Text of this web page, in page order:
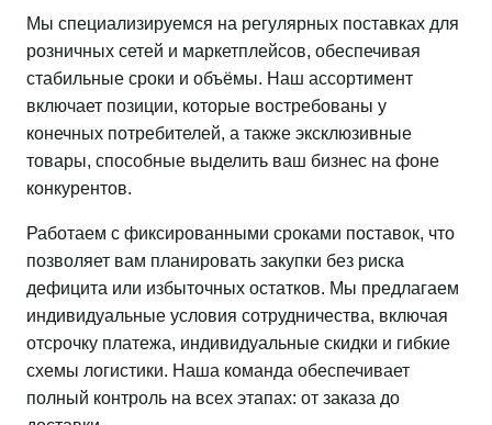
Мы специализируемся на регулярных поставках для
розничных сетей и маркетплейсов, обеспечивая
стабильные сроки и объёмы. Наш ассортимент
включает позиции, которые востребованы у
конечных потребителей, а также эксклюзивные
товары, способные выделить ваш бизнес на фоне
конкурентов.
Работаем с фиксированными сроками поставок, что
позволяет вам планировать закупки без риска
дефицита или избыточных остатков. Мы предлагаем
индивидуальные условия сотрудничества, включая
отсрочку платежа, индивидуальные скидки и гибкие
схемы логистики. Наша команда обеспечивает
полный контроль на всех этапах: от заказа до